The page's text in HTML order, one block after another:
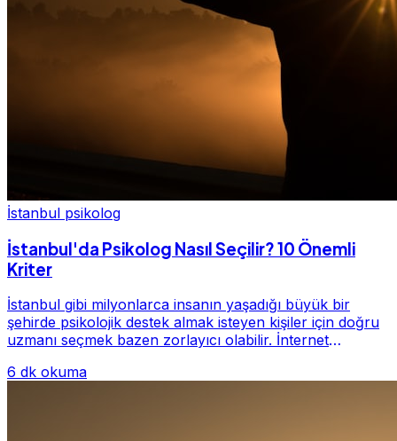
İstanbul psikolog
İstanbul'da Psikolog Nasıl Seçilir? 10 Önemli
Kriter
İstanbul gibi milyonlarca insanın yaşadığı büyük bir
şehirde psikolojik destek almak isteyen kişiler için doğru
uzmanı seçmek bazen zorlayıcı olabilir. İnternet
6 dk okuma